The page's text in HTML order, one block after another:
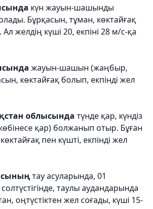
күн жауын-шашынды
Бұрқасын, тұман, көктайғақ
желдің күші 20, екпіні 28 м/c-қа
жауын-шашын (жаңбыр,
көктайғақ болып, екпінді жел
облысында түнде қар, күндіз
қар) болжанып отыр. Бұған
пен күшті, екпінді жел
тау асуларында, 01
таулы аудандарында
оңтүстіктен жел соғады, күші 15-